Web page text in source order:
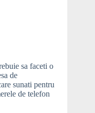
sa faceti o
de
sunati pentru
de telefon